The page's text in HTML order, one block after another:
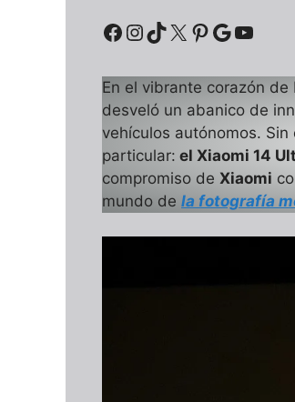
Facebook
Instagram
TikTok
X Pinterest
Google
En el vibrante corazón de
desveló un abanico de
vehículos autónomos.
particular: el Xiaomi 14
compromiso de Xiaomi
mundo de la fotografía